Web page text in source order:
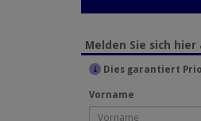
Melden Sie sich
Dies garantiert
Vorname